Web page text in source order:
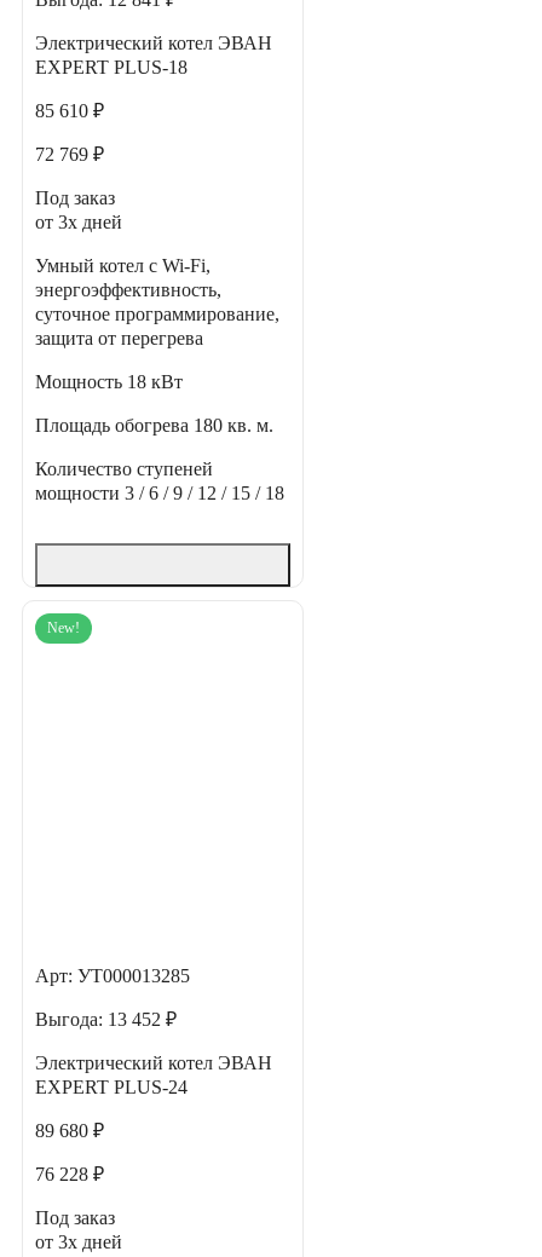
Электрический котел ЭВАН
EXPERT PLUS-18
85 610 ₽
72 769 ₽
Под заказ
от 3х дней
Умный котел с Wi-Fi,
энергоэффективность,
суточное программирование,
защита от перегрева
Мощность 18 кВт
Площадь обогрева 180 кв. м.
Количество ступеней
мощности 3 / 6 / 9 / 12 / 15 / 18
New!
Арт: УТ000013285
Выгода: 13 452 ₽
Электрический котел ЭВАН
EXPERT PLUS-24
89 680 ₽
76 228 ₽
Под заказ
от 3х дней